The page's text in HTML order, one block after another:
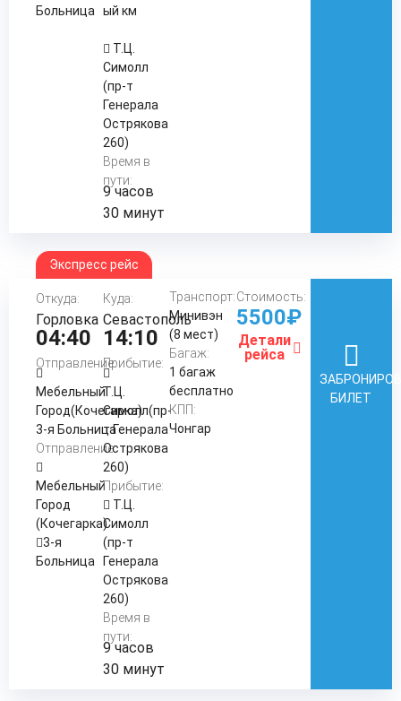
Больница
ый км
Т.Ц.
Симолл
(пр-т
Генерала
Острякова
260)
Время в
пути:
9 часов
30 минут
Экспресс рейс
Откуда:
Горловка
04:40
Отправление:
Мебельный
Город(Кочегарка)
3-я Больница
Отправление:
Мебельный
Город
(Кочегарка)
3-я
Больница
Куда:
Севастополь
14:10
Прибытие:
Т.Ц.
Симолл(пр-
т Генерала
Острякова
260)
Прибытие:
Т.Ц.
Симолл
(пр-т
Генерала
Острякова
260)
Время в
пути:
9 часов
30 минут
Транспорт:
Минивэн
(8 мест)
Багаж:
1 багаж
бесплатно
КПП:
Чонгар
Стоимость:
5500₽
Детали
рейса
БИЛЕТ